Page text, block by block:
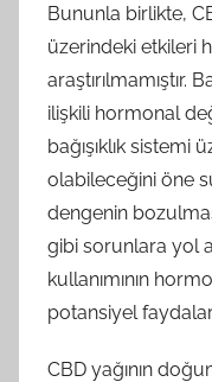
Bununla birlikte,
üzerindeki etkileri
araştırılmamıştır.
ilişkili hormonal
bağışıklık sistemi
olabileceğini öne
dengenin
gibi sorunlara yol
kullanımının
potansiyel
CBD yağının